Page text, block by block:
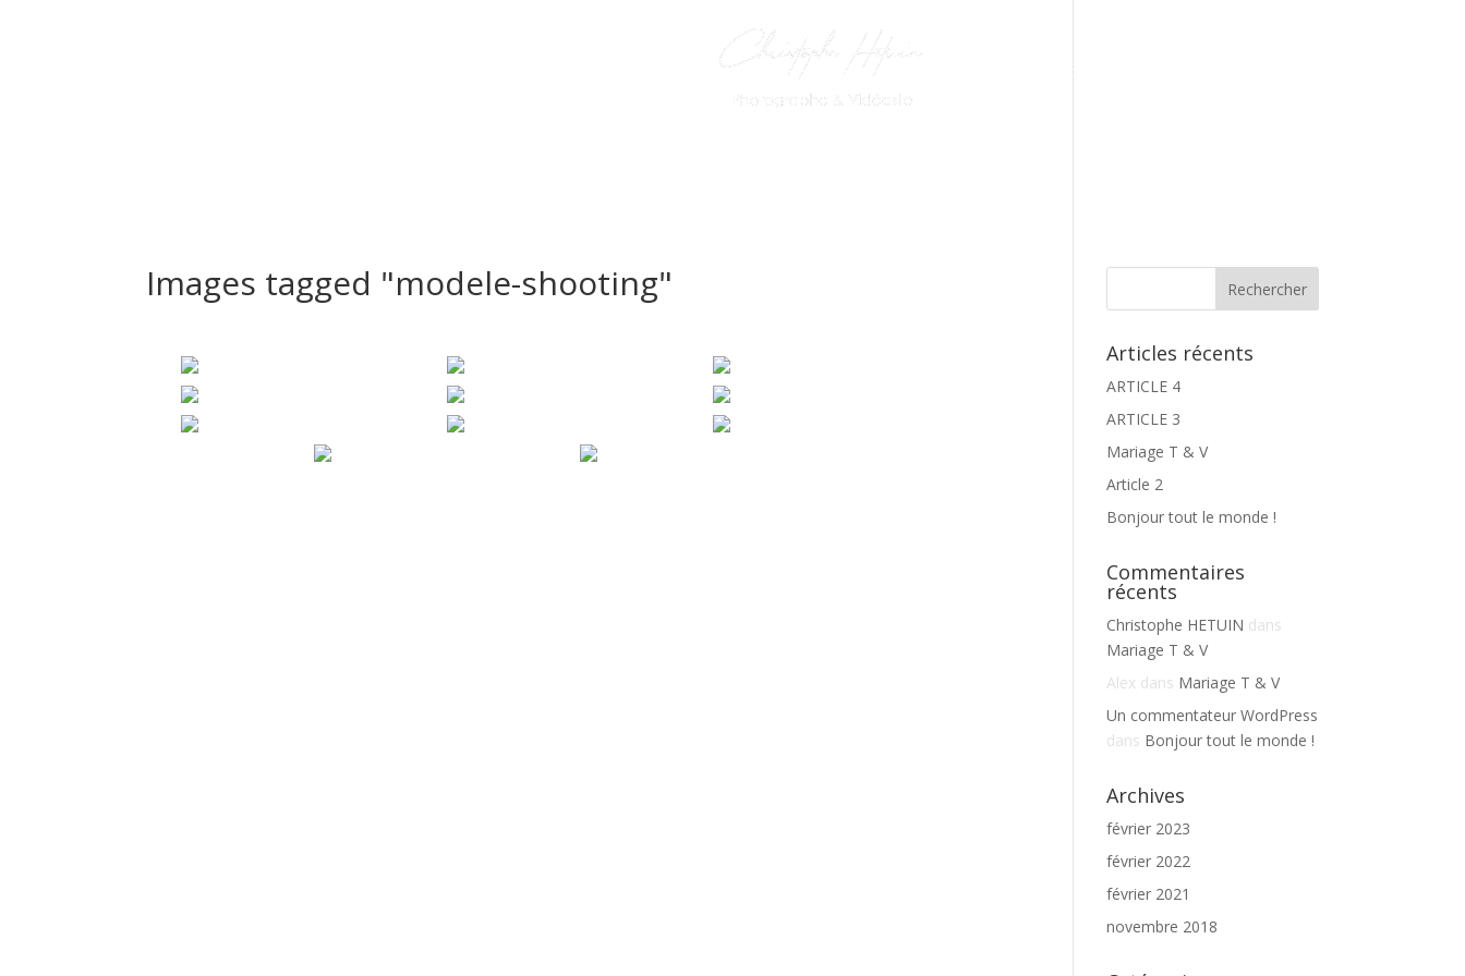
Images tagged "modele-shooting"
Articles récents
ARTICLE 4
ARTICLE 3
Mariage T & V
Article 2
Bonjour tout le monde !
Commentaires
récents
Christophe HETUIN dans
Mariage T & V
Alex dans Mariage T & V
Un commentateur WordPress
dans Bonjour tout le monde !
Archives
février 2023
février 2022
février 2021
novembre 2018